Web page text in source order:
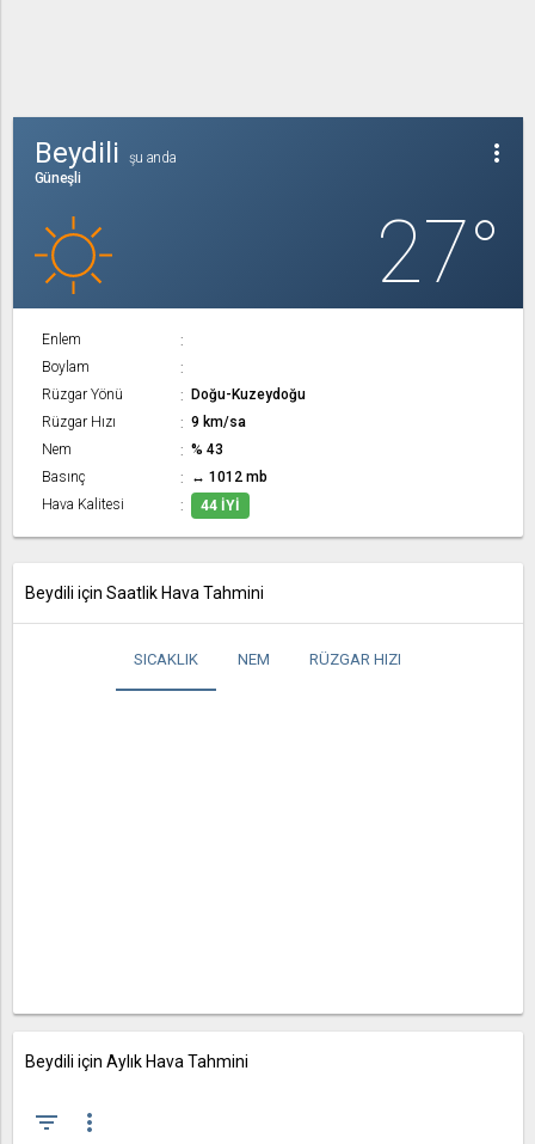
more_vert
Beydili
şu anda
Güneşli
27°
Enlem
Boylam
Rüzgar Yönü
Doğu-Kuzeydoğu
Rüzgar Hızı
9 km/sa
Nem
% 43
Basınç
↔ 1012 mb
Hava Kalitesi
44 İYI
Beydili için Saatlik Hava Tahmini
SICAKLIK NEM RÜZGAR HIZI
Beydili için Aylık Hava Tahmini
filter_list more_vert